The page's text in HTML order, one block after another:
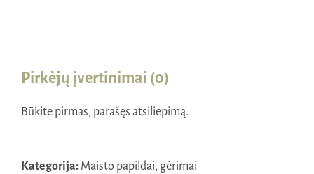
Pirkėjų įvertinimai (0)
Būkite pirmas, parašęs atsiliepimą.
Kategorija:Maisto papildai, gėrimai